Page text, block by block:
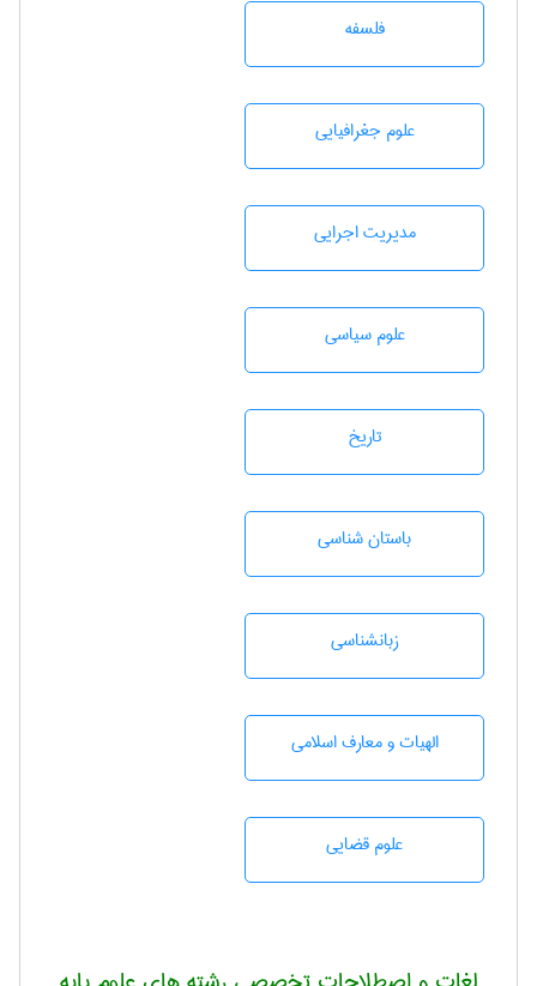
فلسفه
علوم جغرافيايی
مديريت اجرايی
علوم سياسی
تاريخ
باستان شناسی
زبانشناسی
الهیات و معارف اسلامی
علوم قضایی